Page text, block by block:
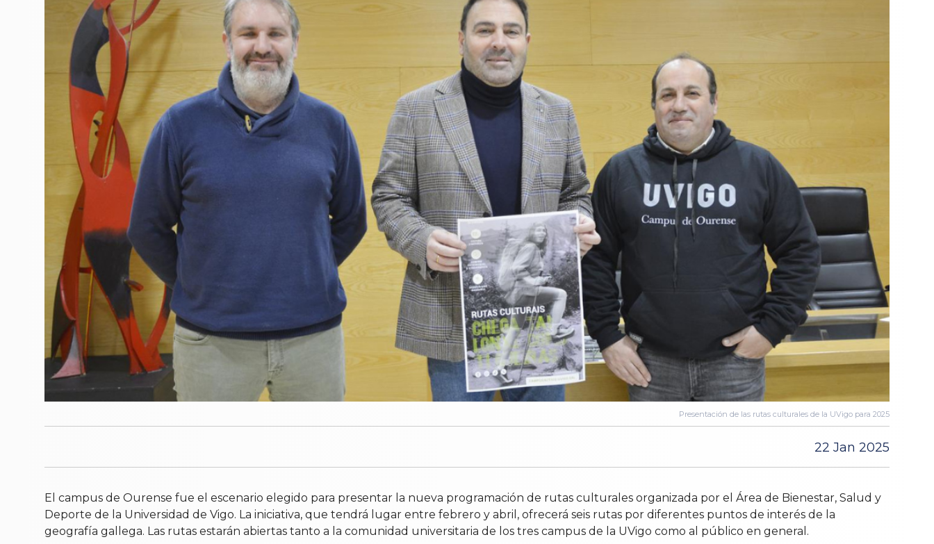
Presentación de las rutas culturales de la UVigo para 2025
22 Jan 2025
El campus de Ourense fue el escenario elegido para presentar la nueva programación de rutas culturales organizada por el Área de Bienestar, Salud y
Deporte de la Universidad de Vigo. La iniciativa, que tendrá lugar entre febrero y abril, ofrecerá seis rutas por diferentes puntos de interés de la
geografía gallega. Las rutas estarán abiertas tanto a la comunidad universitaria de los tres campus de la UVigo como al público en general.